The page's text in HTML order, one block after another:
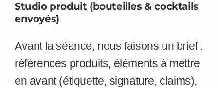
Studio produit (bouteilles & cocktails
envoyés)
Avant la séance, nous faisons un brief :
références produits, éléments à mettre
en avant (étiquette, signature, claims),